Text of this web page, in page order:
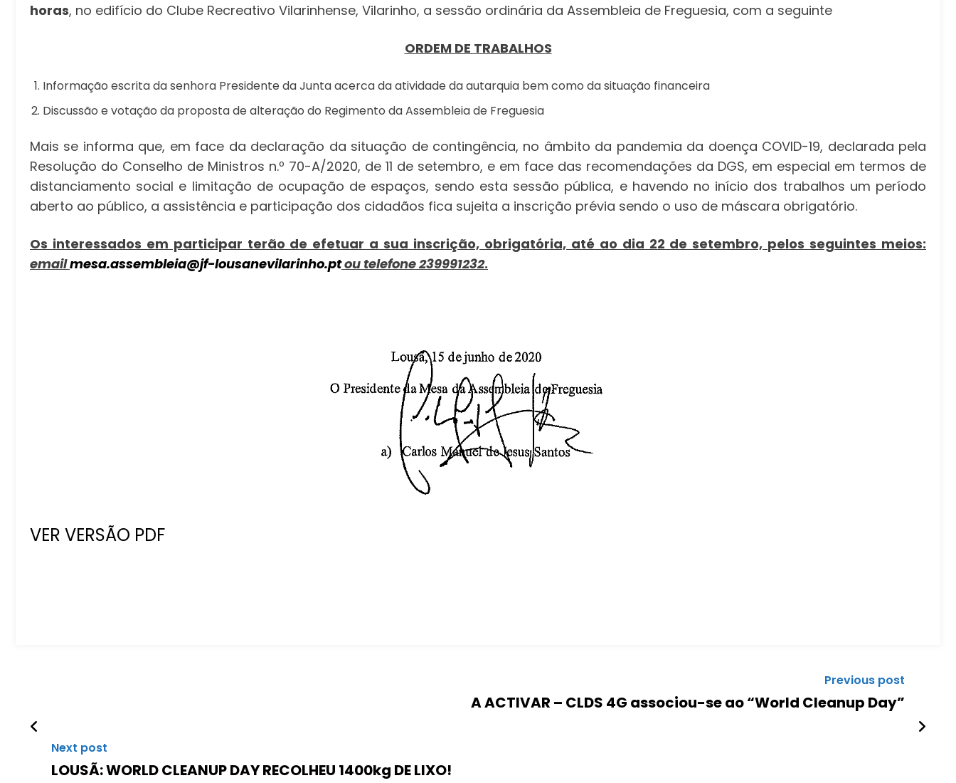
horas, no edifício do Clube Recreativo Vilarinhense, Vilarinho, a sessão ordinária da Assembleia de Freguesia, com a seguinte
ORDEM DE TRABALHOS
Informação escrita da senhora Presidente da Junta acerca da atividade da autarquia bem como da situação financeira
Discussão e votação da proposta de alteração do Regimento da Assembleia de Freguesia
Mais se informa que, em face da declaração da situação de contingência, no âmbito da pandemia da doença COVID-19, declarada pela
Resolução do Conselho de Ministros n.º 70-A/2020, de 11 de setembro, e em face das recomendações da DGS, em especial em termos de
distanciamento social e limitação de ocupação de espaços, sendo esta sessão pública, e havendo no início dos trabalhos um período
aberto ao público, a assistência e participação dos cidadãos fica sujeita a inscrição prévia sendo o uso de máscara obrigatório.
Os interessados em participar terão de efetuar a sua inscrição, obrigatória, até ao dia 22 de setembro, pelos seguintes meios:
emailmesa.assembleia@jf-lousanevilarinho.ptou telefone 239991232.
VER VERSÃO PDF
Previous post
A ACTIVAR – CLDS 4G associou-se ao “World Cleanup Day”
Next post
LOUSÃ: WORLD CLEANUP DAY RECOLHEU 1400kg DE LIXO!